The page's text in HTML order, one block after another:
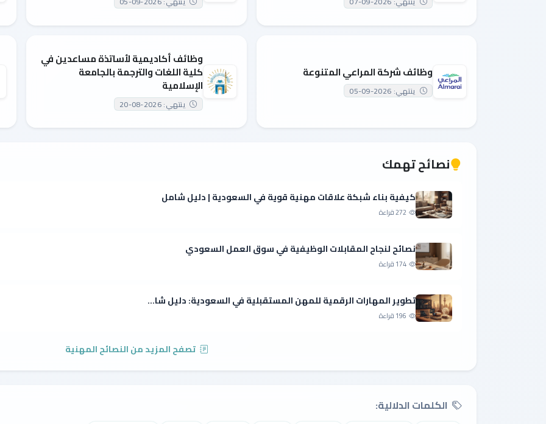
وظائف شركة المراعي المتنوعة
ينتهي: 2026-09-05
وظائف أكاديمية لأساتذة مساعدين في
كلية اللغات والترجمة بالجامعة
الإسلامية
ينتهي: 2026-08-20
نصائح تهمك
كيفية بناء شبكة علاقات مهنية قوية في السعودية | دليل شامل
272 قراءة
نصائح لنجاح المقابلات الوظيفية في سوق العمل السعودي
174 قراءة
تطوير المهارات الرقمية للمهن المستقبلية في السعودية: دليل شا...
196 قراءة
تصفح المزيد من النصائح المهنية
الكلمات الدلالية: